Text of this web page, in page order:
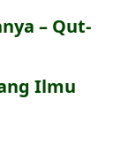
– Qut-
Ilmu